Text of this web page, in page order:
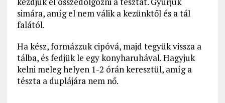
simára, amíg el nem válik a kezünktől és a tál
falától.
Ha kész, formázzuk cipóvá, majd tegyük vissza a
tálba, és fedjük le egy konyharuhával. Hagyjuk
kelni meleg helyen 1-2 órán keresztül, amíg a
tészta a duplájára nem nő.